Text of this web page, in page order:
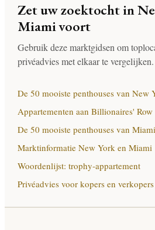
Zet uw zoektocht in
Miami voort
Gebruik deze marktgidsen om
privéadvies met elkaar te vergelijken.
De 50 mooiste penthouses van New
Appartementen aan Billionaires' Row
De 50 mooiste penthouses van Miami
Marktinformatie New York en Miami
Woordenlijst: trophy-appartement
Privéadvies voor kopers en verkopers